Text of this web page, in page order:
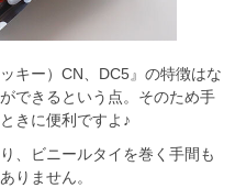
キー）CN、DC5』の特徴はな
できるという点。そのため手
きに便利ですよ♪
、ビニールタイを巻く手間も
りません。